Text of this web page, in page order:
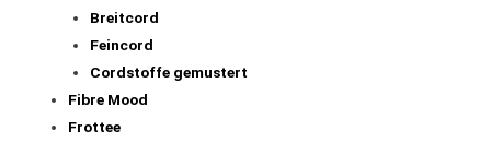
Breitcord
Feincord
Cordstoffe gemustert
Fibre Mood
Frottee